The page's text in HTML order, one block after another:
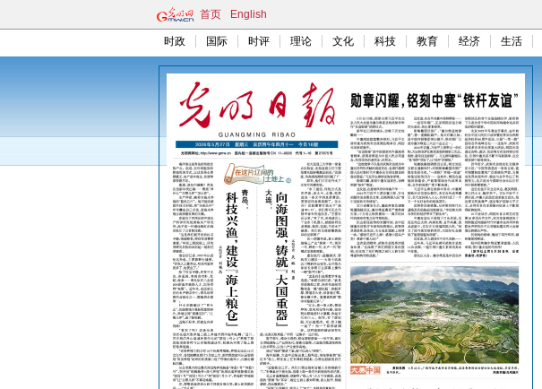
首页 English
时政 国际 时评 理论 文化 科技 教育 经济 生活